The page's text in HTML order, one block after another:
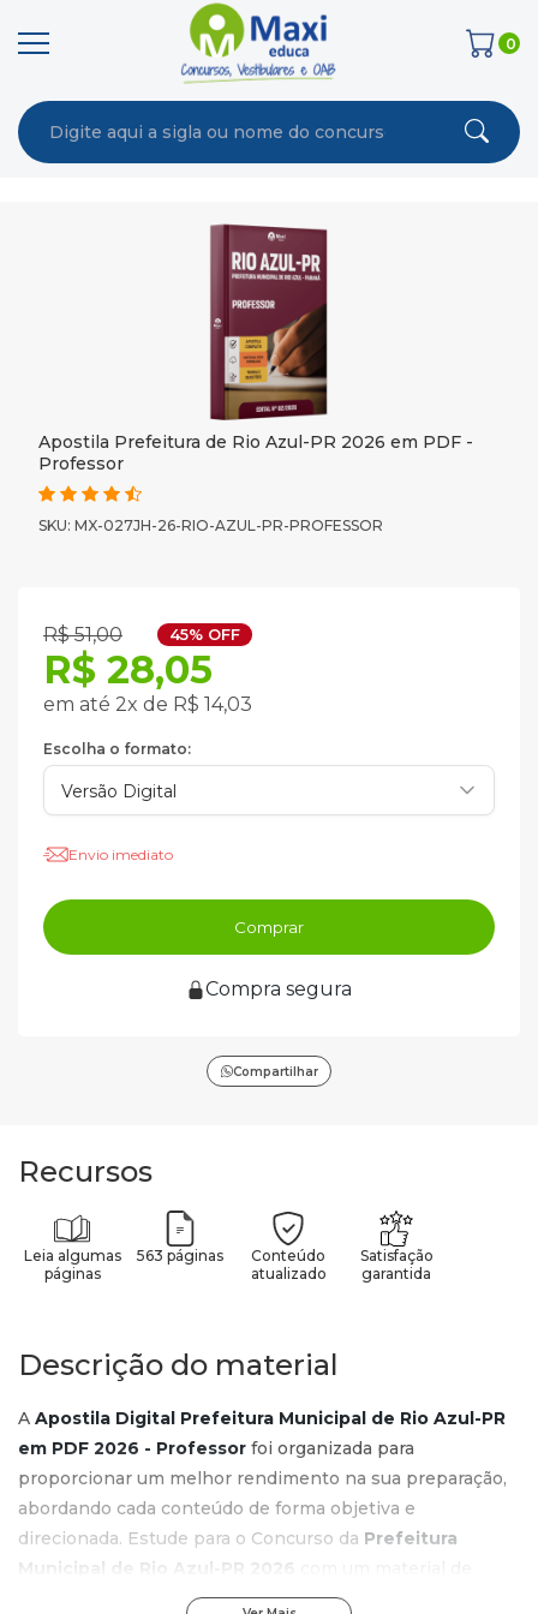
0
Apostila Prefeitura de Rio Azul-PR 2026 em PDF -
Professor
SKU: MX-027JH-26-RIO-AZUL-PR-PROFESSOR
R$ 51,00 45% OFF
R$ 28,05
em até 2x de R$ 14,03
Escolha o formato:
Envio imediato
Comprar
Compra segura
Compartilhar
Recursos
Leia algumas
páginas
563 páginas
Conteúdo
atualizado
Satisfação
garantida
Descrição do material
A Apostila Digital Prefeitura Municipal de Rio Azul-PR
em PDF 2026 - Professor foi organizada para
proporcionar um melhor rendimento na sua preparação,
abordando cada conteúdo de forma objetiva e
direcionada. Estude para o Concurso da Prefeitura
Municipal de Rio Azul-PR 2026
acordo com o Edital oficial para o cargo de